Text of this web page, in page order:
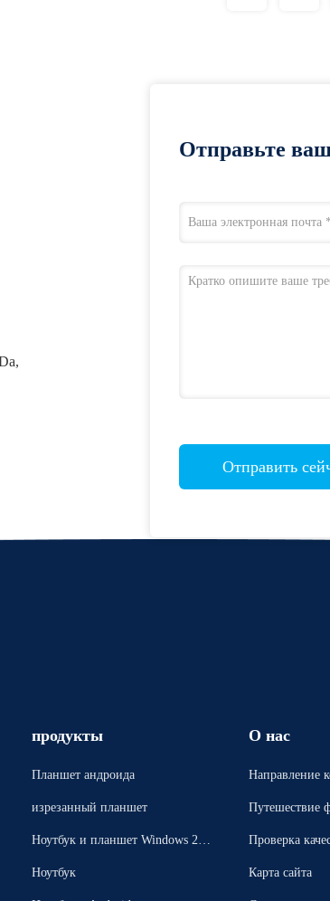
Отправьте
Отправить
продукты
Планшет андроида
изрезанный планшет
Ноутбук и планшет Windows 2 в
Ноутбук
О нас
Направление
Путешествие
Проверка
Карта сайта